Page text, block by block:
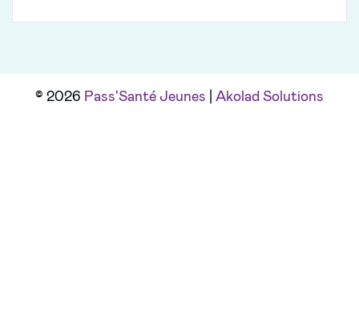
© 2026 Pass'Santé Jeunes Akolad Solutions